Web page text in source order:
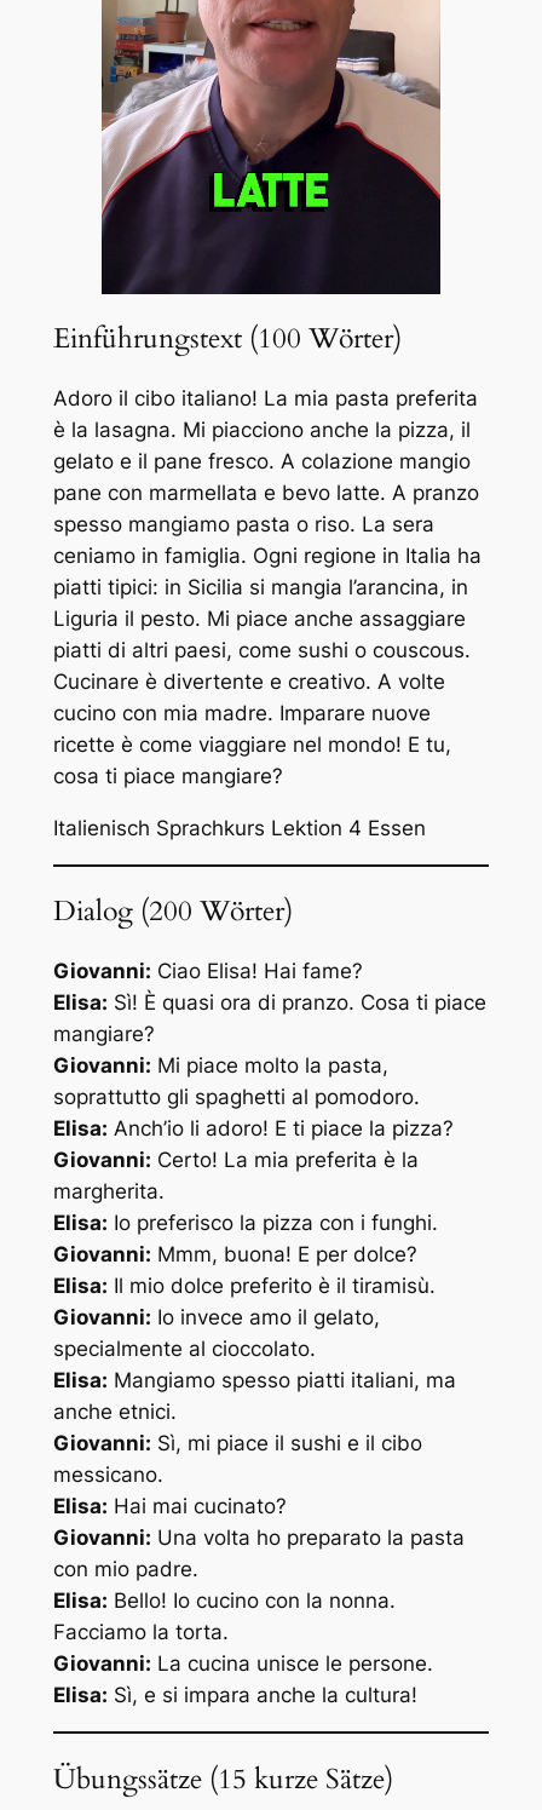
Einführungstext (100 Wörter)
Adoro il cibo italiano! La mia pasta preferita
è la lasagna. Mi piacciono anche la pizza, il
gelato e il pane fresco. A colazione mangio
pane con marmellata e bevo latte. A pranzo
spesso mangiamo pasta o riso. La sera
ceniamo in famiglia. Ogni regione in Italia ha
piatti tipici: in Sicilia si mangia l’arancina, in
Liguria il pesto. Mi piace anche assaggiare
piatti di altri paesi, come sushi o couscous.
Cucinare è divertente e creativo. A volte
cucino con mia madre. Imparare nuove
ricette è come viaggiare nel mondo! E tu,
cosa ti piace mangiare?
Italienisch Sprachkurs Lektion 4 Essen
Dialog (200 Wörter)
Giovanni: Ciao Elisa! Hai fame?
Elisa: Sì! È quasi ora di pranzo. Cosa ti piace
mangiare?
Giovanni: Mi piace molto la pasta,
soprattutto gli spaghetti al pomodoro.
Elisa: Anch’io li adoro! E ti piace la pizza?
Giovanni: Certo! La mia preferita è la
margherita.
Elisa: Io preferisco la pizza con i funghi.
Giovanni: Mmm, buona! E per dolce?
Elisa: Il mio dolce preferito è il tiramisù.
Giovanni: Io invece amo il gelato,
specialmente al cioccolato.
Elisa: Mangiamo spesso piatti italiani, ma
anche etnici.
Giovanni: Sì, mi piace il sushi e il cibo
messicano.
Elisa: Hai mai cucinato?
Giovanni: Una volta ho preparato la pasta
con mio padre.
Elisa: Bello! Io cucino con la nonna.
Facciamo la torta.
Giovanni: La cucina unisce le persone.
Elisa: Sì, e si impara anche la cultura!
Übungssätze (15 kurze Sätze)